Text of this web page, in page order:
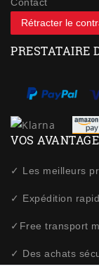
Rétracter le
PRESTATAIRE
VOS
✓ Les meilleurs
✓ Expédition
✓Free transport
✓ Des achats